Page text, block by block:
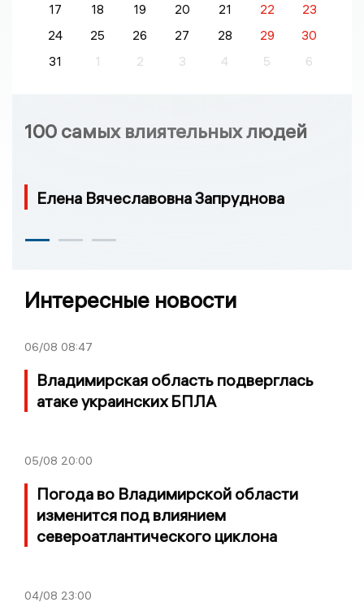
17
18 19 20 21 22
23
24
25 26 27 28 29
30
31
1 2 3 4 5 6
100 самых влиятельных людей
Елена Вячеславовна Запруднова
Интересные новости
06/08 08:47
Владимирская область подверглась
атаке украинских БПЛА
05/08 20:00
Погода во Владимирской области
изменится под влиянием
североатлантического циклона
04/08 23:00